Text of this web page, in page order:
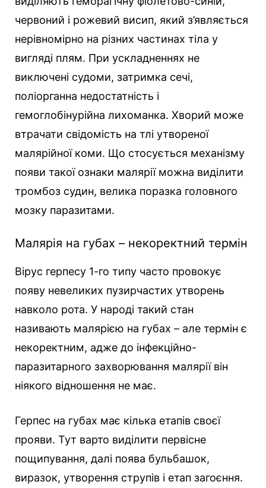
червоний і рожевий висип, який з’являється
нерівномірно на різних частинах тіла у
вигляді плям. При ускладненнях не
виключені судоми, затримка сечі,
поліорганна недостатність і
гемоглобінурійна лихоманка. Хворий може
втрачати свідомість на тлі утвореної
малярійної коми. Що стосується механізму
появи такої ознаки малярії можна виділити
тромбоз судин, велика поразка головного
мозку паразитами.
Малярія на губах – некоректний термін
Вірус герпесу 1-го типу часто провокує
появу невеликих пузирчастих утворень
навколо рота. У народі такий стан
називають малярією на губах – але термін є
некоректним, адже до інфекційно-
паразитарного захворювання малярії він
ніякого відношення не має.
Герпес на губах має кілька етапів своєї
прояви. Тут варто виділити первісне
пощипування, далі поява бульбашок,
виразок, утворення струпів і етап загоєння.